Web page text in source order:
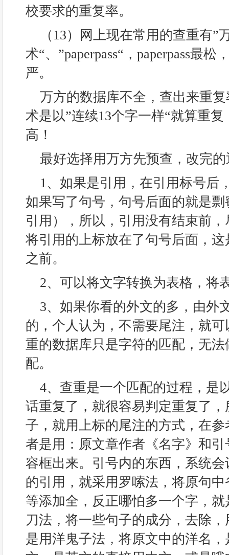
校要求的重复率。
（13）网上现在常用的查重有”
术“、”paperpass“，paperpass最
严。
万方的数据库不全，查出来重
术是以”连续13个字一样“就算重
高！
最好选择用万方先预查，改完
1、如果是引用，在引用标号后
如果写了句号，句号后面的就是
引用），所以，引用没有结束前
将引用的上标放在了句号后面，
之前。
2、可以将文字转换为表格，将
3、如果你看的外文的多，由外
的，个人认为，不需要尾注，就
重的数据库只是字符的匹配，无
配。
4、查重是一个匹配的过程，是
话重复了，就很容易判定重复了
子，就用上标的尾注的方式，在
者是用：原文章作者《名字》和
容框出来。引号内的东西，系统
的引用，就采用罗嗦法，将原句
等添加全，反正哪怕多一个字，
刀法，将一些句子的成分，去除
是用洋鬼子法，将原文中的洋名